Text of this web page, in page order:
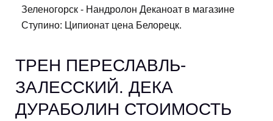
Зеленогорск - Нандролон Деканоат в магазине
Ступино: Ципионат цена Белорецк.
ТРЕН ПЕРЕСЛАВЛЬ-
ЗАЛЕССКИЙ. ДЕКА
ДУРАБОЛИН СТОИМОСТЬ